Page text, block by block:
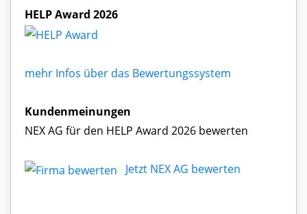
HELP Award 2026
mehr Infos über das Bewertungssystem
Kundenmeinungen
NEX AG für den HELP Award 2026 bewerten
Jetzt NEX AG bewerten